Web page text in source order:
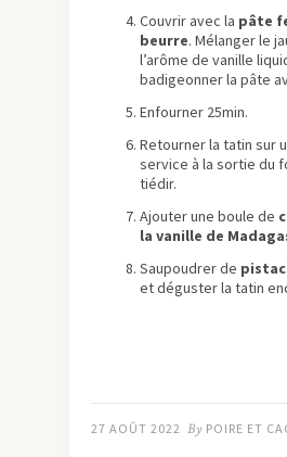
Couvrir avec la pâte
beurre. Mélanger le
l’arôme de vanille
badigeonner la pâte
Enfourner 25min.
Retourner la tatin sur
service à la sortie du
tiédir.
Ajouter une boule de
la vanille de
Saupoudrer de
et déguster la tatin
27 AOÛT 2022 By POIRE ET